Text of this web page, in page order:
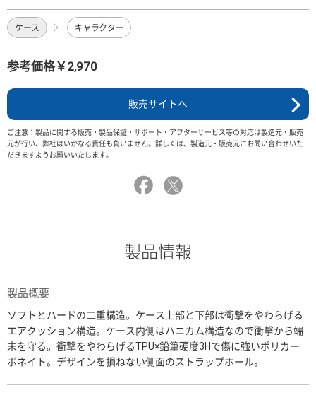
ケース キャラクター
参考価格￥2,970
販売サイトへ
ご注意：製品に関する販売・製品保証・サポート・アフターサービス等の対応は製造元・販売
元が行い、弊社はいかなる責任も負いません。詳しくは、製造元・販売元にお問い合わせいた
だきますようお願いいたします。
製品情報
製品概要
ソフトとハードの二重構造。ケース上部と下部は衝撃をやわらげる
エアクッション構造。ケース内側はハニカム構造なので衝撃から端
末を守る。衝撃をやわらげるTPU×鉛筆硬度3Hで傷に強いポリカー
ボネイト。デザインを損ねない側面のストラップホール。